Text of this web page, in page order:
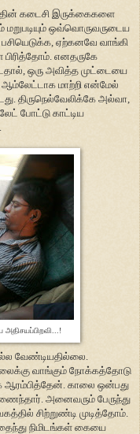
கடைசி இருக்கைகளை
மறுபடியும் ஒவ்வொருவருடைய
பசியெடுக்க, ஏற்கனவே வாங்கி
பிரித்தோம். எனதருகே
ஒரு அவித்த முட்டையை
மாற்றி என்மேல்
திருநெல்வேலிக்கே அல்வா,
போட்டு காட்டிய
வேண்டியதில்லை.
வாங்கும் நோக்கத்தோடு
ஆரம்பித்தேன். காலை ஒன்பது
அனைவரும் பேருந்து
சிற்றுண்டி முடித்தோம்.
நிமிடங்கள் கையை